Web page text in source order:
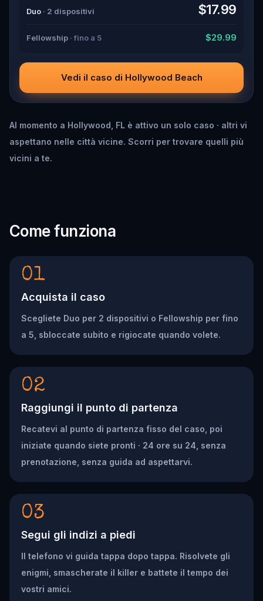
Duo · 2 dispositivi $17.99
Fellowship · fino a 5 $29.99
Vedi il caso di Hollywood Beach
Al momento a Hollywood, FL è attivo un solo caso · altri vi
aspettano nelle città vicine. Scorri per trovare quelli più
vicini a te.
Come funziona
01
Acquista il caso
Scegliete Duo per 2 dispositivi o Fellowship per fino
a 5, sbloccate subito e rigiocate quando volete.
02
Raggiungi il punto di partenza
Recatevi al punto di partenza fisso del caso, poi
iniziate quando siete pronti · 24 ore su 24, senza
prenotazione, senza guida ad aspettarvi.
03
Segui gli indizi a piedi
Il telefono vi guida tappa dopo tappa. Risolvete gli
enigmi, smascherate il killer e battete il tempo dei
vostri amici.